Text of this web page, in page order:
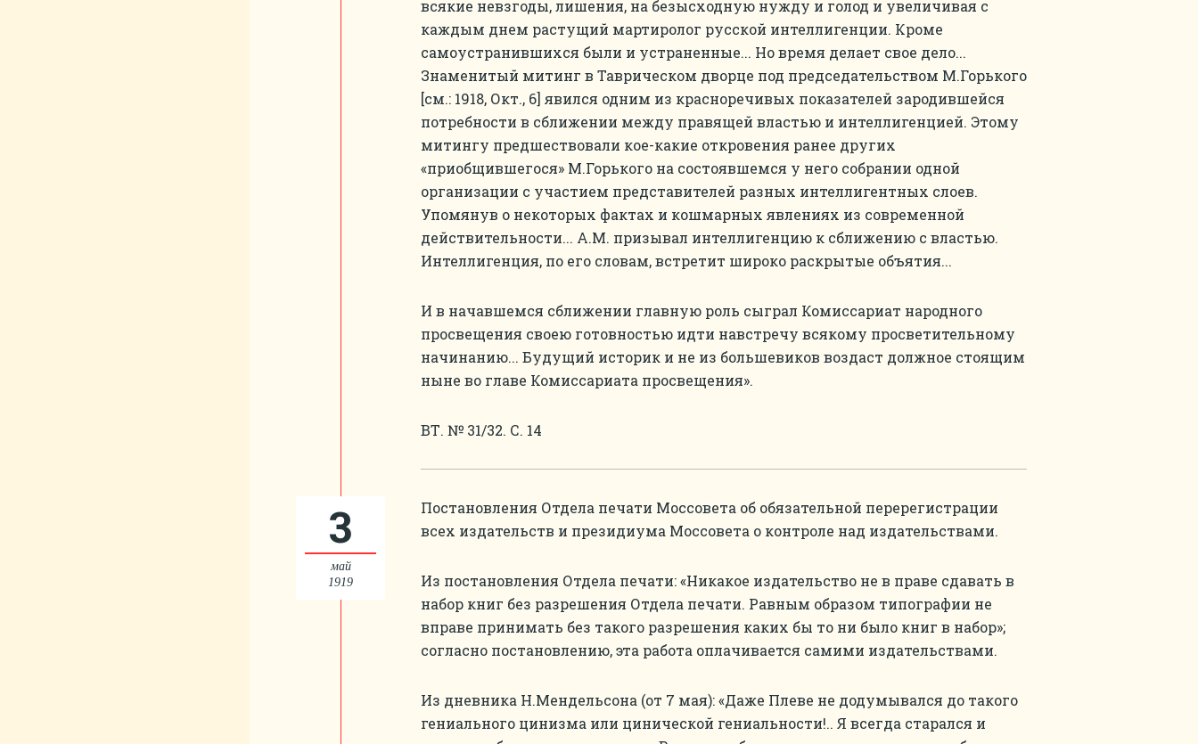
всякие невзгоды, лишения, на безысходную нужду и голод и увеличивая с
каждым днем растущий мартиролог русской интеллигенции. Кроме
самоустранившихся были и устраненные... Но время делает свое дело...
Знаменитый митинг в Таврическом дворце под председательством М.Горького
[см.: 1918, Окт., 6] явился одним из красноречивых показателей зародившейся
потребности в сближении между правящей властью и интеллигенцией. Этому
митингу предшествовали кое-какие откровения ранее других
«приобщившегося» М.Горького на состоявшемся у него собрании одной
организации с участием представителей разных интеллигентных слоев.
Упомянув о некоторых фактах и кошмарных явлениях из современной
действительности... А.М. призывал интеллигенцию к сближению с властью.
Интеллигенция, по его словам, встретит широко раскрытые объятия...
И в начавшемся сближении главную роль сыграл Комиссариат народного
просвещения своею готовностью идти навстречу всякому просветительному
начинанию... Будущий историк и не из большевиков воздаст должное стоящим
ныне во главе Комиссариата просвещения».
ВТ. № 31/32. С. 14
3
май
1919
Постановления Отдела печати Моссовета об обязательной перерегистрации
всех издательств и президиума Моссовета о контроле над издательствами.
Из постановления Отдела печати: «Никакое издательство не в праве сдавать в
набор книг без разрешения Отдела печати. Равным образом типографии не
вправе принимать без такого разрешения каких бы то ни было книг в набор»;
согласно постановлению, эта работа оплачивается самими издательствами.
Из дневника Н.Мендельсона (от 7 мая): «Даже Плеве не додумывался до такого
гениального цинизма или цинической гениальности!.. Я всегда старался и